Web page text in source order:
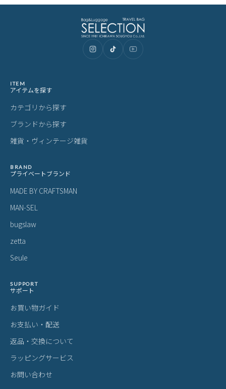
ITEM
アイテムを探す
カテゴリから探す
ブランドから探す
雑貨・ヴィンテージ雑貨
BRAND
プライベートブランド
MADE BY CRAFTSMAN
MAN-SEL
bugslaw
zetta
Seule
SUPPORT
サポート
お買い物ガイド
お支払い・配送
返品・交換について
ラッピングサービス
お問い合わせ